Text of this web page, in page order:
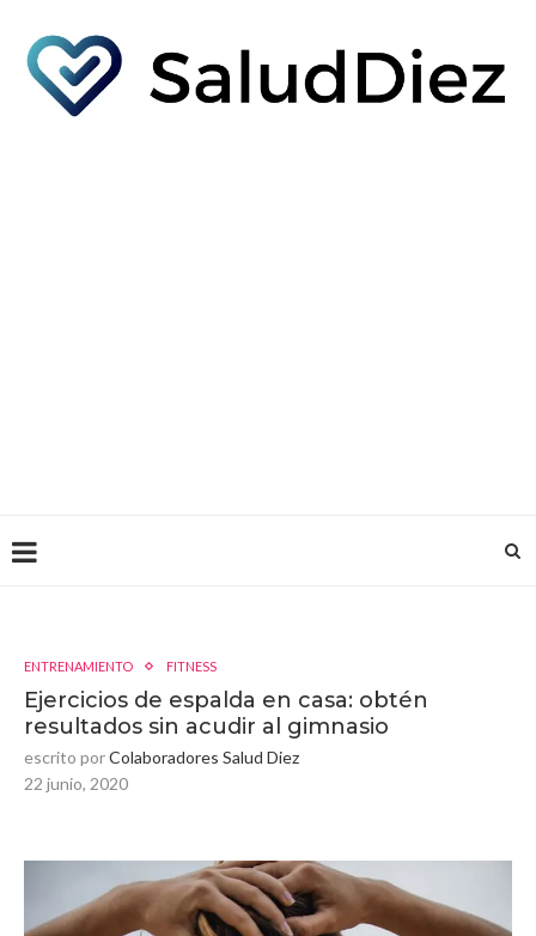
ENTRENAMIENTO FITNESS
Ejercicios de espalda en casa: obtén
resultados sin acudir al gimnasio
escrito porColaboradores Salud Diez
22 junio, 2020